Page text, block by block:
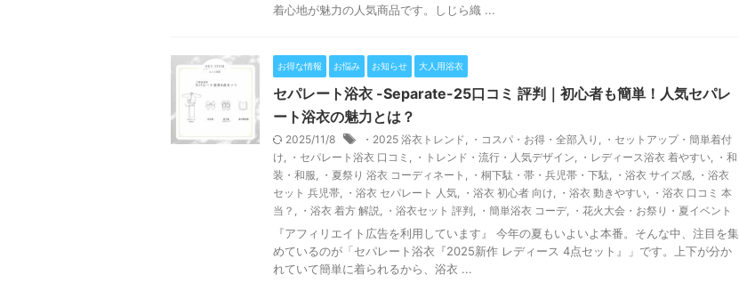
着心地が魅力の人気商品です。しじら織 ...
お得な情報 お悩み お知らせ 大人用浴衣
セパレート浴衣 -Separate-25口コミ 評判｜初心者も簡単！人気セパレ
ート浴衣の魅力とは？
2025/11/8 ・2025 浴衣トレンド, ・コスパ・お得・全部入り , ・セットアップ・簡単着付
け, ・セパレート浴衣 口コミ , ・トレンド・流行・人気デザイン, ・レディース浴衣 着やすい, ・和
装・和服, ・夏祭り 浴衣 コーディネート , ・桐下駄・帯・兵児帯・下駄, ・浴衣 サイズ感, ・浴衣
セット 兵児帯, ・浴衣 セパレート 人気, ・浴衣 初心者 向け, ・浴衣 動きやすい, ・浴衣 口コミ 本
当？ , ・浴衣 着方 解説, ・浴衣セット 評判, ・簡単浴衣 コーデ, ・花火大会・お祭り・夏イベント
『アフィリエイト広告を利用しています』 今年の夏もいよいよ本番。そんな中、注目を集
めているのが「セパレート浴衣『2025新作 レディース 4点セット』」です。上下が分か
れていて簡単に着られるから、浴衣 ...